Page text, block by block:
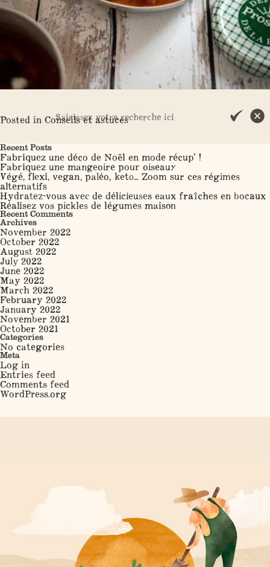
Posted in Conseils et astuces
Recent Posts
Fabriquez une déco de Noël en mode récup’ !
Fabriquez une mangeoire pour oiseaux
Végé, flexi, vegan, paléo, keto… Zoom sur ces régimes
alternatifs
Hydratez-vous avec de délicieuses eaux fraîches en bocaux
Réalisez vos pickles de légumes maison
Recent Comments
Archives
November 2022
October 2022
August 2022
July 2022
June 2022
May 2022
March 2022
February 2022
January 2022
November 2021
October 2021
Categories
No categories
Meta
Log in
Entries feed
Comments feed
WordPress.org